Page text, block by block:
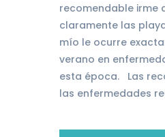
recomendable irme
claramente las
mío le ocurre
verano en
esta época. Las
las enfermedades